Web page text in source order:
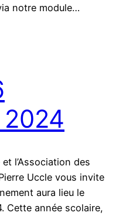
notre module…
l’Association des
Uccle vous invite
aura lieu le
Cette année scolaire,